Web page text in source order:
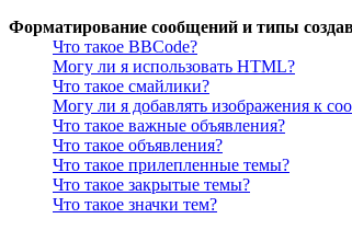
Форматирование сообщений и типы
Что такое BBCode?
Могу ли я использовать HTML?
Что такое смайлики?
Могу ли я добавлять изображения к
Что такое важные объявления?
Что такое объявления?
Что такое прилепленные темы?
Что такое закрытые темы?
Что такое значки тем?